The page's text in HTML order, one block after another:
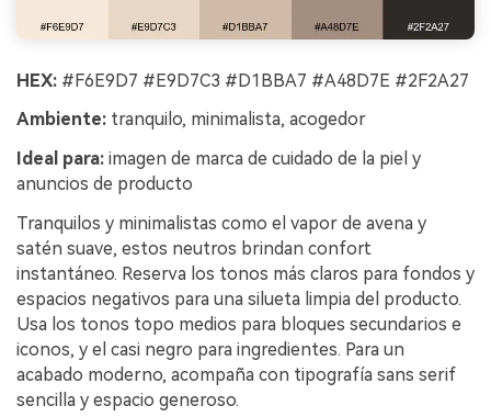
HEX: #F6E9D7 #E9D7C3 #D1BBA7 #A48D7E #2F2A27
Ambiente: tranquilo, minimalista, acogedor
Ideal para: imagen de marca de cuidado de la piel y
anuncios de producto
Tranquilos y minimalistas como el vapor de avena y
satén suave, estos neutros brindan confort
instantáneo. Reserva los tonos más claros para fondos y
espacios negativos para una silueta limpia del producto.
Usa los tonos topo medios para bloques secundarios e
iconos, y el casi negro para ingredientes. Para un
acabado moderno, acompaña con tipografía sans serif
sencilla y espacio generoso.